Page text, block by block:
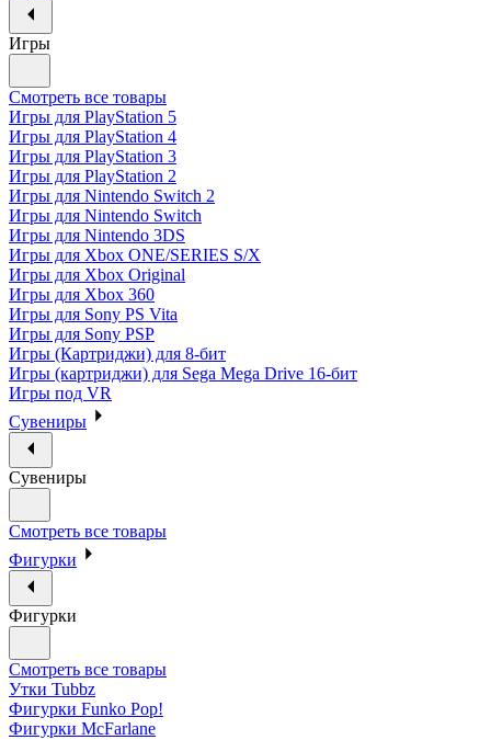
Игры
Смотреть все товары
Игры для PlayStation 5
Игры для PlayStation 4
Игры для PlayStation 3
Игры для PlayStation 2
Игры для Nintendo Switch 2
Игры для Nintendo Switch
Игры для Nintendo 3DS
Игры для Xbox ONE/SERIES S/X
Игры для Xbox Original
Игры для Xbox 360
Игры для Sony PS Vita
Игры для Sony PSP
Игры (Картриджи) для 8-бит
Игры (картриджи) для Sega Mega Drive 16-бит
Игры под VR
Сувениры
Сувениры
Смотреть все товары
Фигурки
Фигурки
Смотреть все товары
Утки Tubbz
Фигурки Funko Pop!
Фигурки McFarlane